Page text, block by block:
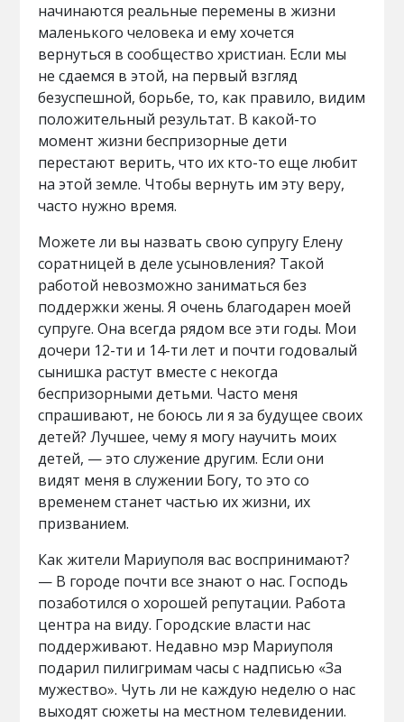
начинаются реальные перемены в жизни
маленького человека и ему хочется
вернуться в сообщество христиан. Если мы
не сдаемся в этой, на первый взгляд
безуспешной, борьбе, то, как правило, видим
положительный результат. В какой-то
момент жизни беспризорные дети
перестают верить, что их кто-то еще любит
на этой земле. Чтобы вернуть им эту веру,
часто нужно время.
Можете ли вы назвать свою супругу Елену
соратницей в деле усыновления? Такой
работой невозможно заниматься без
поддержки жены. Я очень благодарен моей
супруге. Она всегда рядом все эти годы. Мои
дочери 12-ти и 14-ти лет и почти годовалый
сынишка растут вместе с некогда
беспризорными детьми. Часто меня
спрашивают, не боюсь ли я за будущее своих
детей? Лучшее, чему я могу научить моих
детей, — это служение другим. Если они
видят меня в служении Богу, то это со
временем станет частью их жизни, их
призванием.
Как жители Мариуполя вас воспринимают?
— В городе почти все знают о нас. Господь
позаботился о хорошей репутации. Работа
центра на виду. Городские власти нас
поддерживают. Недавно мэр Мариуполя
подарил пилигримам часы с надписью «За
мужество». Чуть ли не каждую неделю о нас
выходят сюжеты на местном телевидении.